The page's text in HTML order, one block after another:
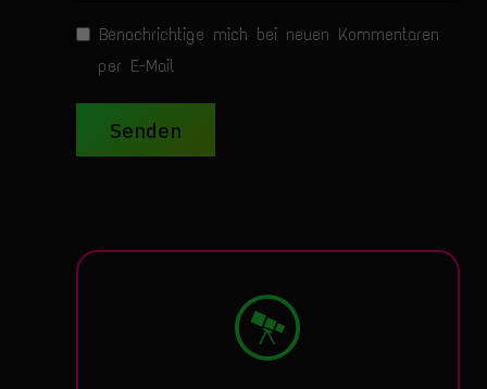
Benachrichtige mich bei neuen Kommentaren
per E-Mail
Senden